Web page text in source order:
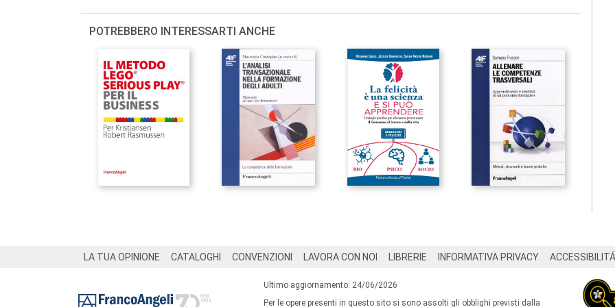
POTREBBERO INTERESSARTI ANCHE
LA TUA OPINIONE CATALOGHI CONVENZIONI LAVORA CON NOI LIBRERIE INFORMATIVA PRIVACY ACCESSIBILITÁ
Ultimo aggiornamento: 24/06/2026
Per le opere presenti in questo sito si sono assolti gli obblighi previsti dalla